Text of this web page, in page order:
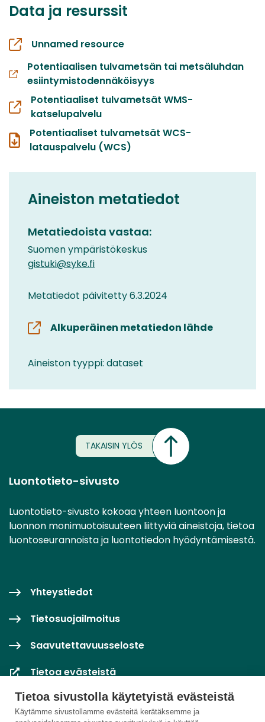
Tietoa sivustolla käytetyistä evästeistä
Käytämme sivustollamme evästeitä kerätäksemme ja
Data ja resurssit
Unnamed resource
Potentiaalisen tulvametsän tai metsäluhdan
esiintymistodennäköisyys
Potentiaaliset tulvametsät WMS-
katselupalvelu
Potentiaaliset tulvametsät WCS-
latauspalvelu (WCS)
Aineiston metatiedot
Metatiedoista vastaa:
Suomen ympäristökeskus
gistuki@syke.fi
Metatiedot päivitetty 6.3.2024
Alkuperäinen metatiedon lähde
Aineiston tyyppi: dataset
TAKAISIN YLÖS
Luontotieto-sivusto
Luontotieto-sivusto kokoaa yhteen luontoon ja
luonnon monimuotoisuuteen liittyviä aineistoja, tietoa
luontoseurannoista ja luontotiedon hyödyntämisestä.
Yhteystiedot
Tietosuojailmoitus
Saavutettavuusseloste
Tietoa evästeistä
Evästeasetukset